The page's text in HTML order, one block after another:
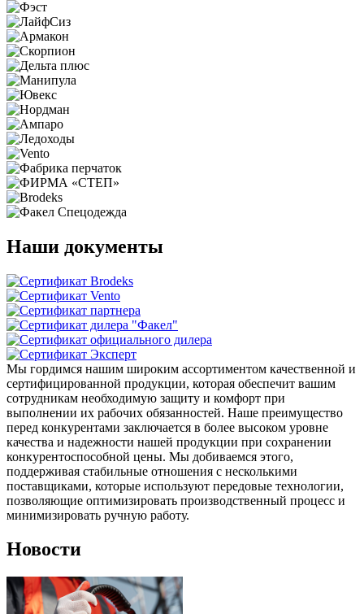
Наши документы
Мы гордимся нашим широким ассортиментом качественной и
сертифицированной продукции, которая обеспечит вашим
сотрудникам необходимую защиту и комфорт при
выполнении их рабочих обязанностей. Наше преимущество
перед конкурентами заключается в более высоком уровне
качества и надежности нашей продукции при сохранении
конкурентоспособной цены. Мы добиваемся этого,
поддерживая стабильные отношения с несколькими
поставщиками, которые используют передовые технологии,
позволяющие оптимизировать производственный процесс и
минимизировать ручную работу.
Новости